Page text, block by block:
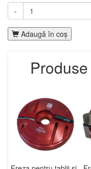
-
Adaugă în coş